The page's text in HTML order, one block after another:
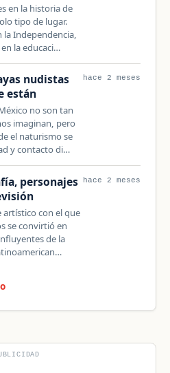
en la historia de
tipo de lugar.
la Independencia,
la educaci…
nudistas
están
no son tan
imaginan, pero
el naturismo se
y contacto di…
hace 2 meses
personajes
artístico con el que
se convirtió en
de la
hace 2 meses